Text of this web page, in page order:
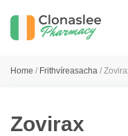
Home / Frithvíreasacha /
Zovirax